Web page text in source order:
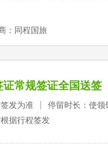
：同程国旅
证常规签证全国送签
发为准
停留时长：使领
据行程签发